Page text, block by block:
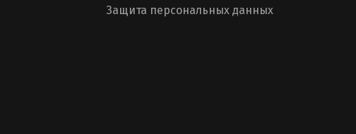
Защита персональных данных